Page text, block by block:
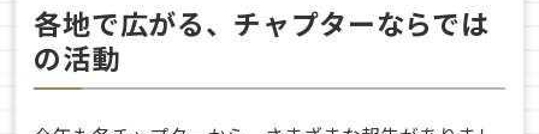
各地で広がる、チャプターならでは
の活動